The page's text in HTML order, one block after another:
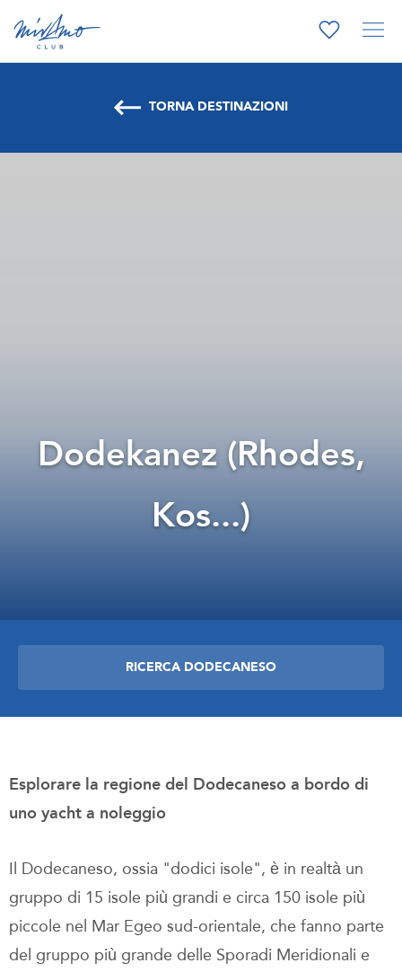
TORNA DESTINAZIONI
Dodekanez (Rhodes,
Kos...)
RICERCA DODECANESO
Esplorare la regione del Dodecaneso a bordo di
uno yacht a noleggio
Il Dodecaneso, ossia "dodici isole", è in realtà un
gruppo di 15 isole più grandi e circa 150 isole più
piccole nel Mar Egeo sud-orientale, che fanno parte
del gruppo più grande delle Sporadi Meridionali e